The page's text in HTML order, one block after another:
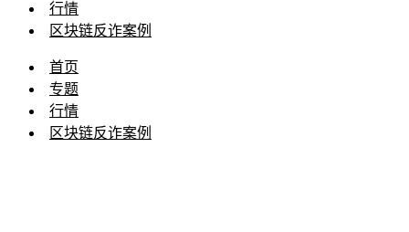
行情
区块链反诈案例
首页
专题
行情
区块链反诈案例